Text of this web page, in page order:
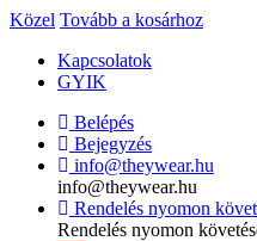
Közel Tovább a kosárhoz
Kapcsolatok
GYIK
Belépés
Bejegyzés
info@theywear.hu
info@theywear.hu
Rendelés nyomon
Rendelés nyomon